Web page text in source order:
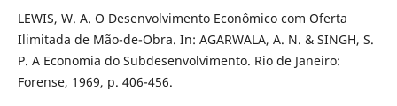
LEWIS, W. A. O Desenvolvimento Econômico com Oferta
Ilimitada de Mão-de-Obra. In: AGARWALA, A. N. & SINGH, S.
P. A Economia do Subdesenvolvimento. Rio de Janeiro:
Forense, 1969, p. 406-456.